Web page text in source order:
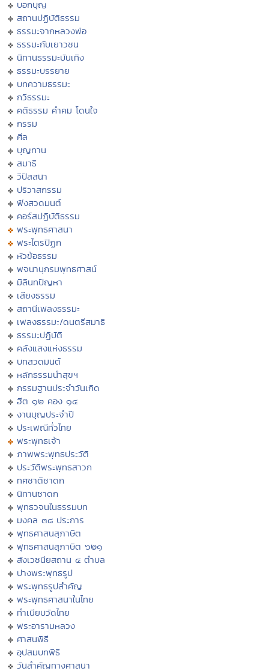
บอกบุญ
สถานปฏิบัติธรรม
ธรรมะจากหลวงพ่อ
ธรรมะกับเยาวชน
นิทานธรรมะบันเทิง
ธรรมะบรรยาย
บทความธรรมะ
กวีธรรมะ
คติธรรม คำคม โดนใจ
กรรม
ศีล
บุญทาน
สมาธิ
วิปัสสนา
ปริวาสกรรม
ฟังสวดมนต์
คอร์สปฏิบัติธรรม
พระพุทธศาสนา
พระไตรปิฏก
หัวข้อธรรม
พจนานุกรมพุทธศาสน์
มิลินทปัญหา
เสียงธรรม
สถานีเพลงธรรมะ
เพลงธรรมะ/ดนตรีสมาธิ
ธรรมะปฏิบัติ
คลังแสงแห่งธรรม
บทสวดมนต์
หลักธรรมนำสุขฯ
กรรมฐานประจำวันเกิด
ฮีต ๑๒ คอง ๑๔
งานบุญประจำปี
ประเพณีทั่วไทย
พระพุทธเจ้า
ภาพพระพุทธประวัติ
ประวัติพระพุทธสาวก
ทศชาติชาดก
นิทานชาดก
พุทธวจนในธรรมบท
มงคล ๓๘ ประการ
พุทธศาสนสุภาษิต
พุทธศาสนสุภาษิต ๖๒๑
สังเวชนียสถาน ๔ ตำบล
ปางพระพุทธรูป
พระพุทธรูปสำคัญ
พระพุทธศาสนาในไทย
ทำเนียบวัดไทย
พระอารามหลวง
ศาสนพิธี
อุปสมบทพิธี
วันสำคัญทางศาสนา